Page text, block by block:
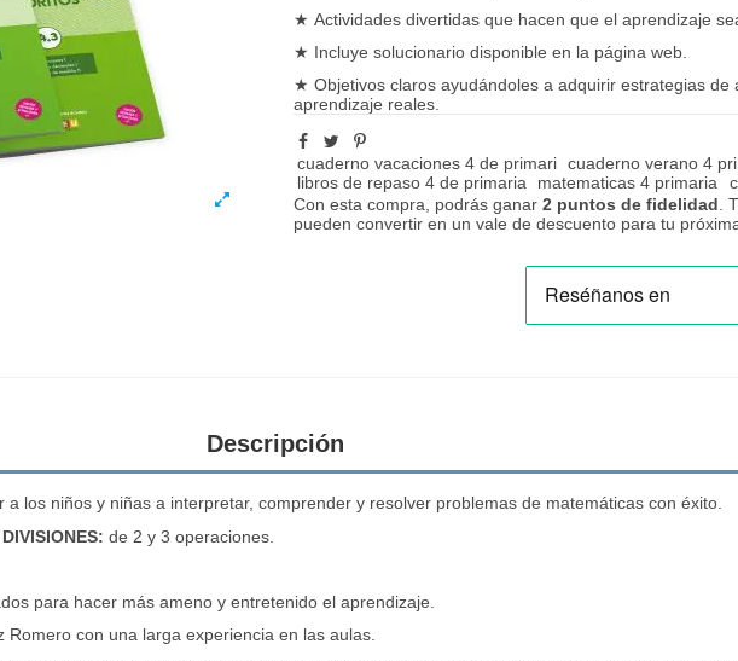
★ Actividades divertidas que hacen que el aprendizaje
★ Incluye solucionario disponible en la página web.
★ Objetivos claros ayudándoles a adquirir estrategias de
aprendizaje reales.
cuaderno vacaciones 4 de primari cuaderno verano 4
libros de repaso 4 de primaria
matematicas 4 primaria
Con esta compra, podrás ganar 2 puntos de fidelidad .
pueden convertir en un vale de descuento para tu
Descripción
los niños y niñas a interpretar, comprender y resolver problemas de matemáticas con éxito.
de 2 y 3 operaciones.
para hacer más ameno y entretenido el aprendizaje.
con una larga experiencia en las aulas.